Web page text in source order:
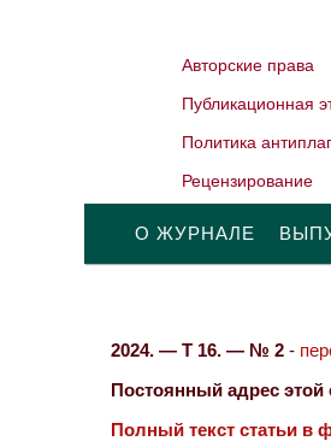
Авторские права
Публикационная
Политика
Рецензирование
О ЖУРНАЛЕ
2024. — Т 16. — № 2 -
Постоянный адрес этой
Полный текст статьи в